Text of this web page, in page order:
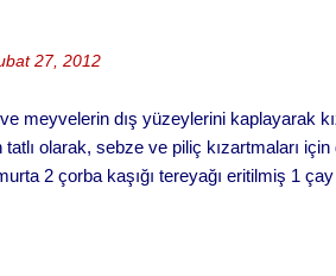
27, 2012
meyvelerin dış yüzeylerini kaplayarak
olarak, sebze ve piliç kızartmaları
2 çorba kaşığı tereyağı eritilmiş 1
karışım elde ediniz. Karışım istenen